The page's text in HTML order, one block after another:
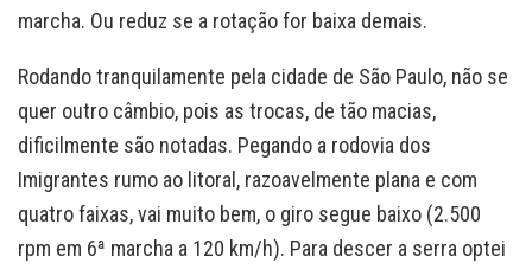
marcha. Ou reduz se a rotação for baixa demais.
Rodando tranquilamente pela cidade de São Paulo, não se
quer outro câmbio, pois as trocas, de tão macias,
dificilmente são notadas. Pegando a rodovia dos
Imigrantes rumo ao litoral, razoavelmente plana e com
quatro faixas, vai muito bem, o giro segue baixo (2.500
rpm em 6ª marcha a 120 km/h). Para descer a serra optei